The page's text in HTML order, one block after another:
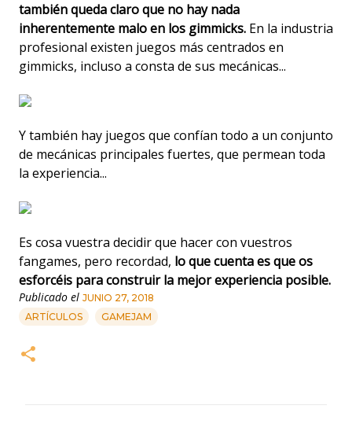
también queda claro que no hay nada
inherentemente malo en los gimmicks. En la industria
profesional existen juegos más centrados en
gimmicks, incluso a consta de sus mecánicas...
Y también hay juegos que confían todo a un conjunto
de mecánicas principales fuertes, que permean toda
la experiencia...
Es cosa vuestra decidir que hacer con vuestros
fangames, pero recordad, lo que cuenta es que os
esforcéis para construir la mejor experiencia posible.
Publicado el JUNIO 27, 2018
ARTÍCULOS
GAMEJAM